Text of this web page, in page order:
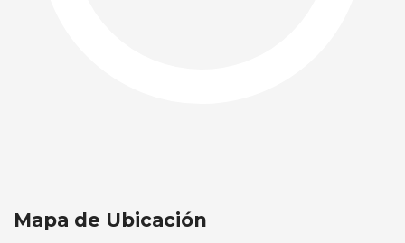
Mapa de Ubicación